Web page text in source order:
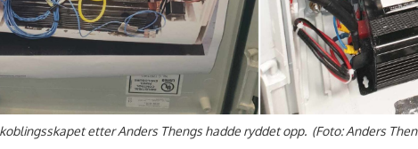
etter Anders Thengs hadde ryddet opp. (Foto: Anders